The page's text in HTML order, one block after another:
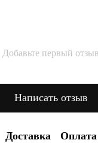
Добавьте первый отзыв
Написать отзыв
Доставка Оплата